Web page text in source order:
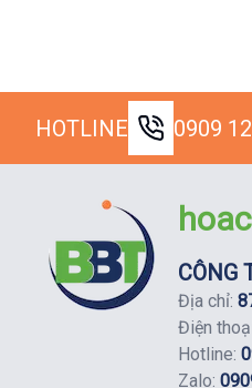
HOTLINE 0909
CÔNG
Địa chỉ:
Điện
Hotline:
Zalo: